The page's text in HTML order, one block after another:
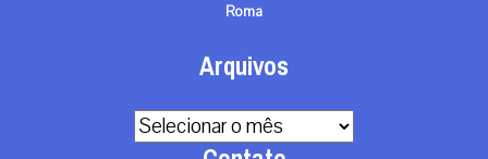
Roma
Arquivos
Arquivos